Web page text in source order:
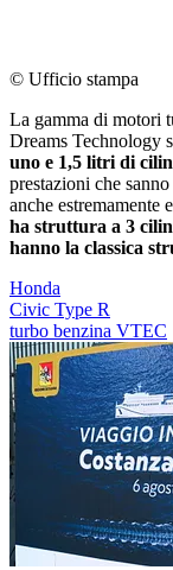
© Ufficio stampa
La gamma di motori
Dreams Technology
uno e 1,5 litri di
prestazioni che
anche estremamente
ha struttura a 3
hanno la classica
Honda
Civic Type R
turbo benzina VTEC